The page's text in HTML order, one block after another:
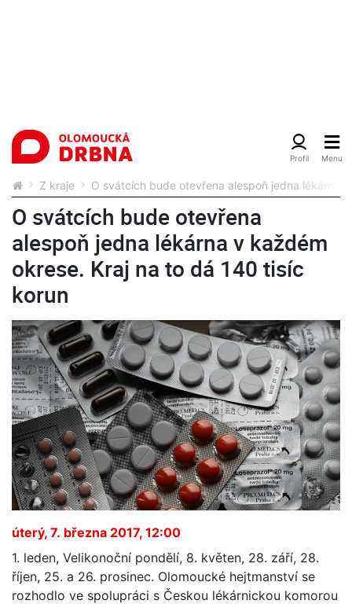
Z kraje O svátcích bude otevřena alespoň jedna lékárna
O svátcích bude otevřena
alespoň jedna lékárna v každém
okrese. Kraj na to dá 140 tisíc
korun
úterý, 7. března 2017, 12:00
1. leden, Velikonoční pondělí, 8. květen, 28. září, 28.
říjen, 25. a 26. prosinec. Olomoucké hejtmanství se
rozhodlo ve spolupráci s Českou lékárnickou komorou